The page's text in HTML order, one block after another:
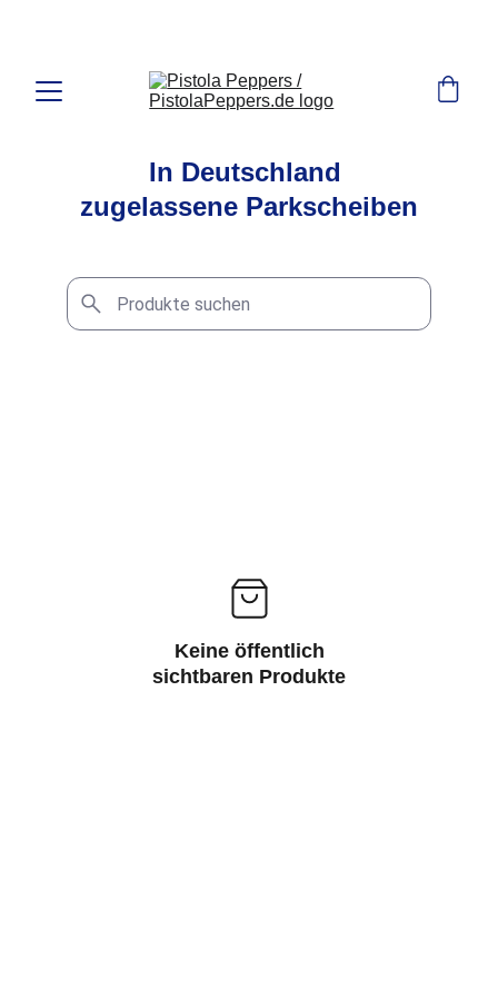
In Deutschland
zugelassene Parkscheiben
Keine öffentlich
sichtbaren Produkte